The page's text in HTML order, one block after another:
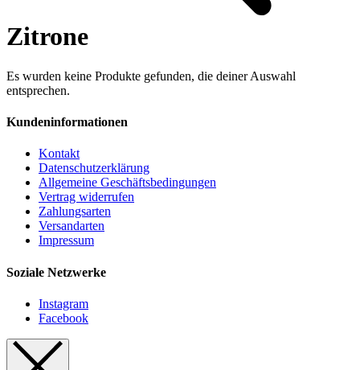
Zitrone
Es wurden keine Produkte gefunden, die deiner Auswahl
entsprechen.
Kundeninformationen
Kontakt
Datenschutzerklärung
Allgemeine Geschäftsbedingungen
Vertrag widerrufen
Zahlungsarten
Versandarten
Impressum
Soziale Netzwerke
Instagram
Facebook